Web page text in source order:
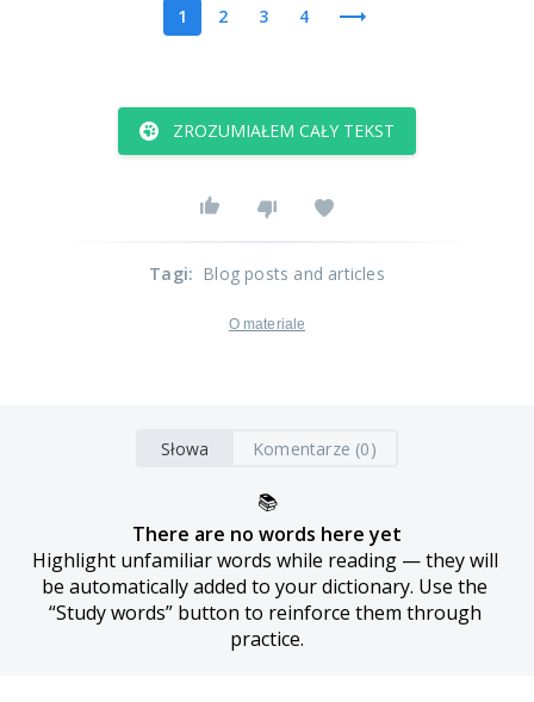
1 2 3 4
ZROZUMIAŁEM CAŁY TEKST
Tagi: Blog posts and articles
O materiale
Słowa Komentarze (0)
📚
There are no words here yet
Highlight unfamiliar words while reading — they will
be automatically added to your dictionary. Use the
“Study words” button to reinforce them through
practice.